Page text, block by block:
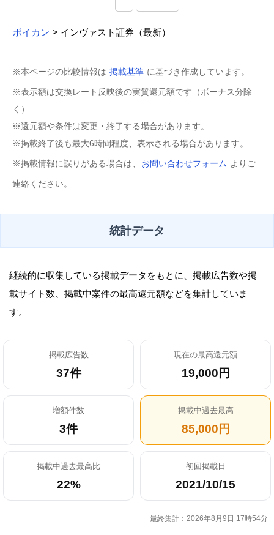
ポイカン > インヴァスト証券（最新）
※本ページの比較情報は 掲載基準 に基づき作成しています。
※表示額は交換レート反映後の実質還元額です（ボーナス分除
く）
※還元額や条件は変更・終了する場合があります。
※掲載終了後も最大6時間程度、表示される場合があります。
※掲載情報に誤りがある場合は、 お問い合わせフォーム よりご
連絡ください。
統計データ
継続的に収集している掲載データをもとに、掲載広告数や掲
載サイト数、掲載中案件の最高還元額などを集計していま
す。
掲載広告数
37件
現在の最高還元額
19,000円
増額件数
3件
掲載中過去最高
85,000円
掲載中過去最高比
22%
初回掲載日
2021/10/15
最終集計：2026年8月9日 17時54分